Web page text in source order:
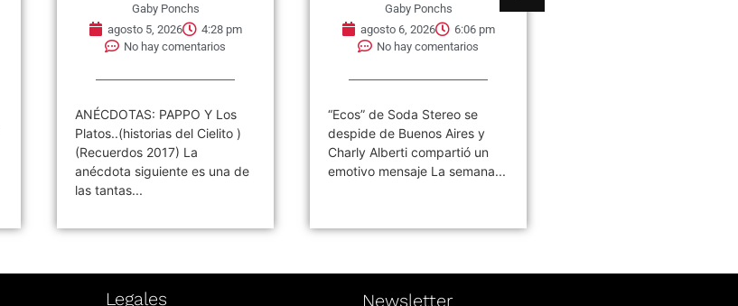
Gaby Ponchs
agosto 5, 2026
4:28 pm
No hay comentarios
ANÉCDOTAS: PAPPO Y Los
Platos..(historias del Cielito )
(Recuerdos 2017) La
anécdota siguiente es una de
las tantas...
Gaby Ponchs
agosto 6, 2026
6:06 pm
No hay comentarios
“Ecos” de Soda Stereo se
despide de Buenos Aires y
Charly Alberti compartió un
emotivo mensaje La semana...
Legales Newsletter